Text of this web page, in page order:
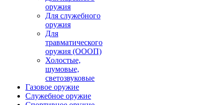
оружия
Для служебного
оружия
Для
травматического
оружия (ОООП)
Холостые,
шумовые,
светозвуковые
Газовое оружие
Служебное оружие